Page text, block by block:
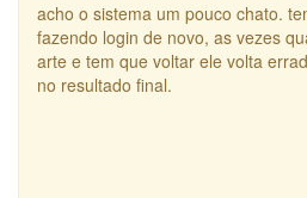
acho o sistema um pouco chato.
fazendo login de novo, as vezes
arte e tem que voltar ele volta
no resultado final.